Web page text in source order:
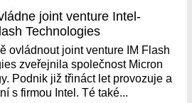
joint venture Intel-
Technologies
ovládnout joint venture IM Flash
zveřejnila společnost Micron
Podnik již třináct let provozuje a
s firmou Intel. Té také...